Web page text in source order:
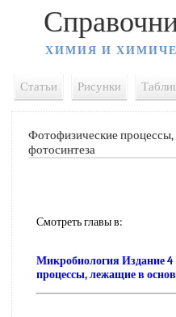
ХИМИЯ И
Статьи Рисунки
Фотофизические
фотосинтеза
Смотреть главы в:
Микробиология Издание
процессы, лежащие в